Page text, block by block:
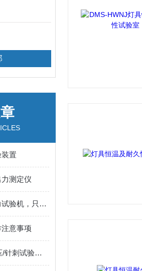
置
测定仪
想使用好软缆保持力试验机，只需要简单四个步骤
意事项
GB31485蓄电池挤压/针刺试验装置